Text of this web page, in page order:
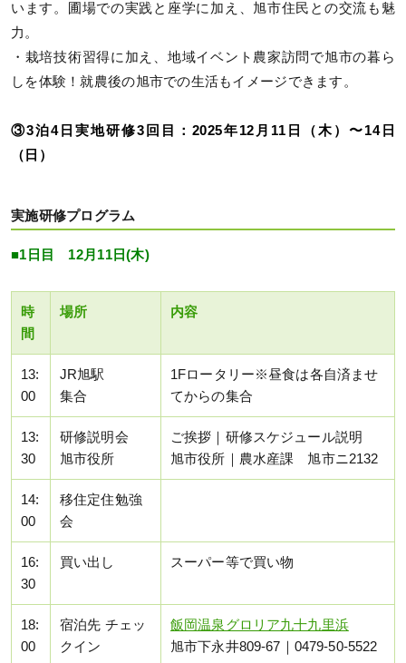
います。圃場での実践と座学に加え、旭市住民との交流も魅
力。
・栽培技術習得に加え、地域イベント農家訪問で旭市の暮ら
しを体験！就農後の旭市での生活もイメージできます。
③3泊4日実地研修3回目：2025年12月11日（木）〜14日
（日）
実施研修プログラム
■1日目 12月11日(木)
時
間
場所 内容
13:
00
JR旭駅
集合
1Fロータリー※昼食は各自済ませ
てからの集合
13:
30
研修説明会
旭市役所
ご挨拶｜研修スケジュール説明
旭市役所｜農水産課 旭市ニ2132
14:
00
移住定住勉強
会
16:
30
買い出し スーパー等で買い物
18:
00
宿泊先 チェッ
クイン
飯岡温泉グロリア九十九里浜
旭市下永井809-67｜0479-50-5522